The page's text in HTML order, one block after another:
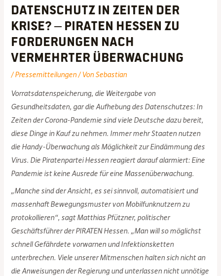
Datenschutz in Zeiten der
Krise? – PIRATEN Hessen zu
Forderungen nach
vermehrter Überwachung
/Pressemitteilungen/ Von Sebastian
Vorratsdatenspeicherung, die Weitergabe von
Gesundheitsdaten, gar die Aufhebung des Datenschutzes: In
Zeiten der Corona-Pandemie sind viele Deutsche dazu bereit,
diese Dinge in Kauf zu nehmen. Immer mehr Staaten nutzen
die Handy-Überwachung als Möglichkeit zur Eindämmung des
Virus. Die Piratenpartei Hessen reagiert darauf alarmiert: Eine
Pandemie ist keine Ausrede für eine Massenüberwachung.
„Manche sind der Ansicht, es sei sinnvoll, automatisiert und
massenhaft Bewegungsmuster von Mobilfunknutzern zu
protokollieren“, sagt Matthias Pfützner, politischer
Geschäftsführer der PIRATEN Hessen. „Man will so möglichst
schnell Gefährdete vorwarnen und Infektionsketten
unterbrechen. Viele unserer Mitmenschen halten sich nicht an
die Anweisungen der Regierung und unterlassen nicht unnötige